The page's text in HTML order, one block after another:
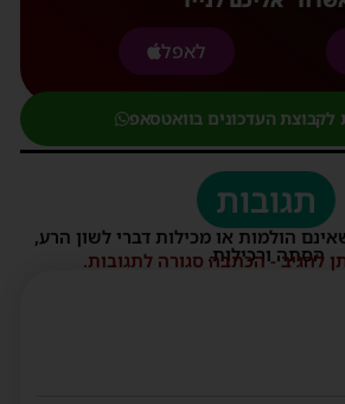
לאפל
לקבוצת העדכונים בוואטסאפ
תגובות
הולמות או מכילות דברי לשון הרע,
הסתה ורכילות.
להגיב - הכתבה סגורה לתגובות.